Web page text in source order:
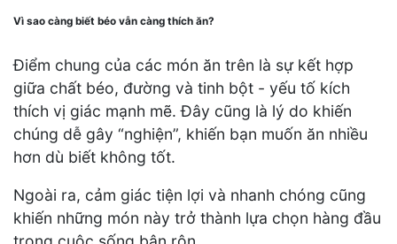
Vì sao càng biết béo vẫn càng thích ăn?
Điểm chung của các món ăn trên là sự kết hợp
giữa chất béo, đường và tinh bột - yếu tố kích
thích vị giác mạnh mẽ. Đây cũng là lý do khiến
chúng dễ gây “nghiện”, khiến bạn muốn ăn nhiều
hơn dù biết không tốt.
Ngoài ra, cảm giác tiện lợi và nhanh chóng cũng
khiến những món này trở thành lựa chọn hàng đầu